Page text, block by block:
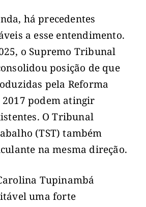
há precedentes
a esse entendimento.
o Supremo Tribunal
posição de que
pela Reforma
podem atingir
O Tribunal
(TST) também
na mesma direção.
Tupinambá
uma forte